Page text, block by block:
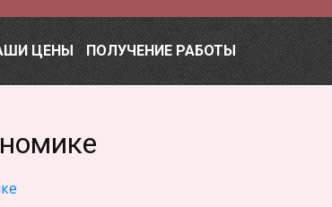
ЦЕНЫ ПОЛУЧЕНИЕ РАБОТЫ